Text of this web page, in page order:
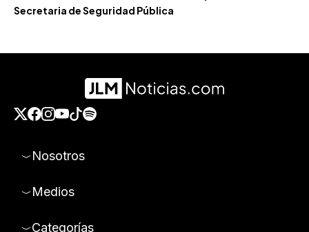
Secretaria de Seguridad Pública
Nosotros
Medios
Categorías